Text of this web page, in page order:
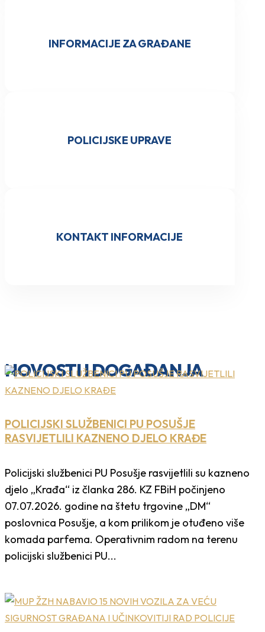
INFORMACIJE ZA GRAĐANE
POLICIJSKE UPRAVE
KONTAKT INFORMACIJE
NOVOSTI I DOGAĐANJA
POLICIJSKI SLUŽBENICI PU POSUŠJE
RASVIJETLILI KAZNENO DJELO KRAĐE
Policijski službenici PU Posušje rasvijetlili su kazneno
djelo „Krađa“ iz članka 286. KZ FBiH počinjeno
07.07.2026. godine na štetu trgovine „DM“
poslovnica Posušje, a kom prilikom je otuđeno više
komada parfema. Operativnim radom na terenu
policijski službenici PU...